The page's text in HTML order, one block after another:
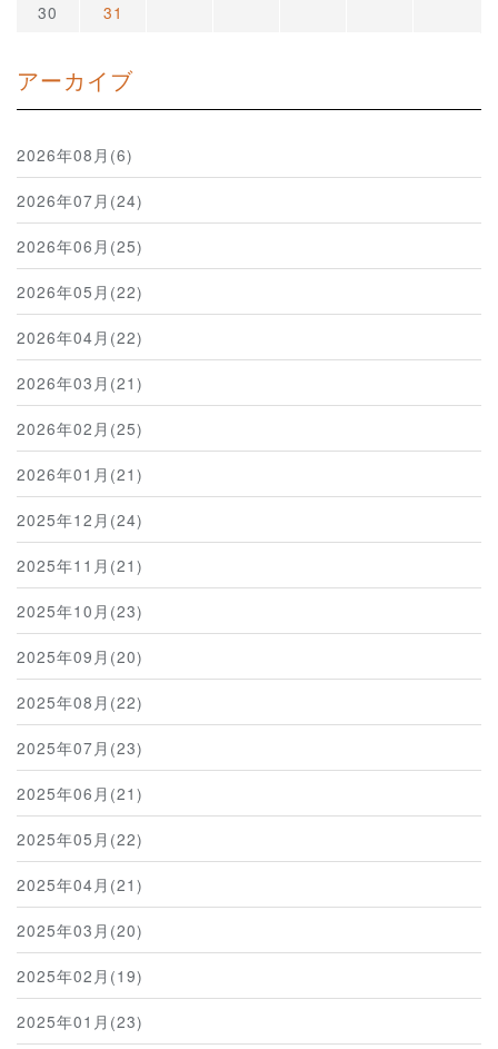
30
31
アーカイブ
2026年08月(6)
2026年07月(24)
2026年06月(25)
2026年05月(22)
2026年04月(22)
2026年03月(21)
2026年02月(25)
2026年01月(21)
2025年12月(24)
2025年11月(21)
2025年10月(23)
2025年09月(20)
2025年08月(22)
2025年07月(23)
2025年06月(21)
2025年05月(22)
2025年04月(21)
2025年03月(20)
2025年02月(19)
2025年01月(23)